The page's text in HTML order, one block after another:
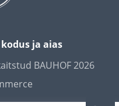
ja aias
BAUHOF 2026